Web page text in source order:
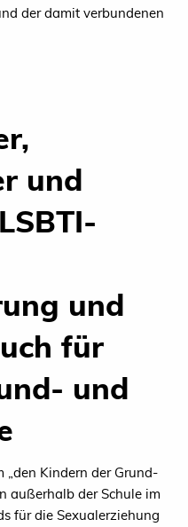
der damit verbundenen
und
und
für
und
Kindern der Grund-
außerhalb der Schule im
für die Sexualerziehung